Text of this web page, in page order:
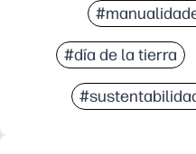
#día de la tierra